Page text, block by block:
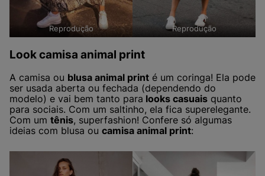
Reprodução Reprodução
Look camisa animal print
A camisa ou blusa animal print é um coringa! Ela pode
ser usada aberta ou fechada (dependendo do
modelo) e vai bem tanto para looks casuais quanto
para sociais. Com um saltinho, ela fica superelegante.
Com um tênis, superfashion! Confere só algumas
ideias com blusa ou camisa animal print: